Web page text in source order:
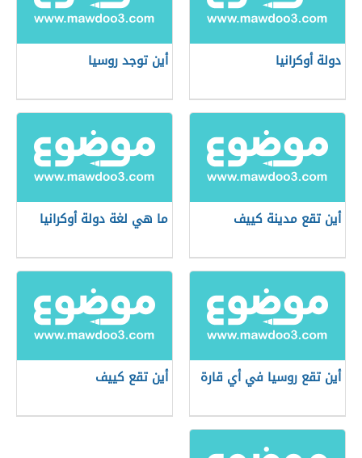
دولة أوكرانيا أين توجد روسيا
أين تقع مدينة كييف ما هي لغة دولة أوكرانيا
أين تقع روسيا في أي قارة أين تقع كييف